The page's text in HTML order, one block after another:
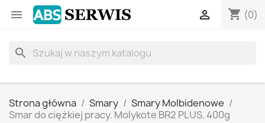
 shopping_cart (0)

search
Strona główna Smary
Smary Molbidenowe
Smar do ciężkiej pracy. Molykote BR2 PLUS. 400g